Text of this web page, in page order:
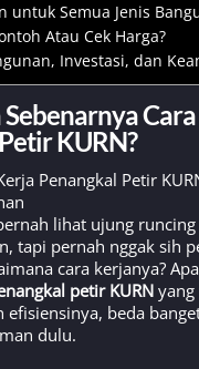
untuk Semua Jenis
Atau Cek Harga?
Investasi, dan
KURN?
Penangkal Petir
lihat ujung
tapi pernah nggak sih
cara kerjanya?
petir KURNyang
efisiensinya, beda
dulu.